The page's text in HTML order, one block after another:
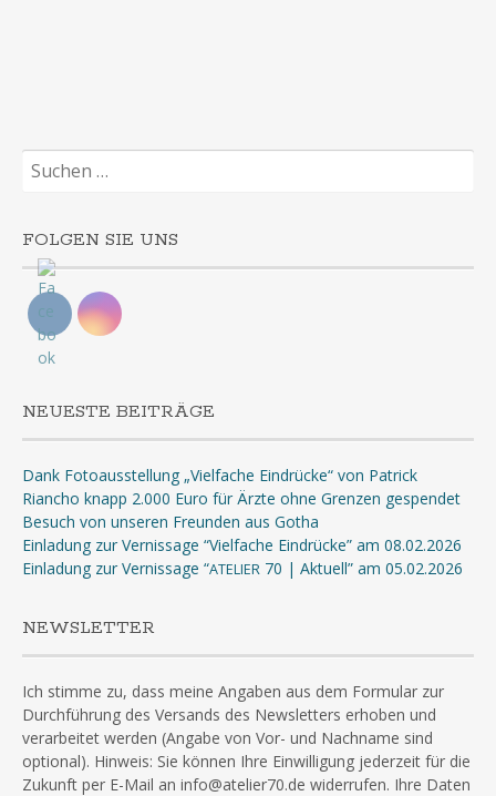
Suchen
nach:
FOLGEN SIE UNS
NEUESTE BEITRÄGE
Dank Fotoausstellung „Vielfache Eindrücke“ von Patrick
Riancho knapp 2.000 Euro für Ärzte ohne Grenzen gespendet
Besuch von unseren Freunden aus Gotha
Einladung zur Vernissage “Vielfache Eindrücke” am 08.02.2026
Einladung zur Vernissage “ATELIER 70 | Aktuell” am 05.02.2026
NEWSLETTER
Ich stimme zu, dass meine Angaben aus dem Formular zur
Durchführung des Versands des Newsletters erhoben und
verarbeitet werden (Angabe von Vor- und Nachname sind
optional). Hinweis: Sie können Ihre Einwilligung jederzeit für die
Zukunft per E-Mail an info@atelier70.de widerrufen. Ihre Daten